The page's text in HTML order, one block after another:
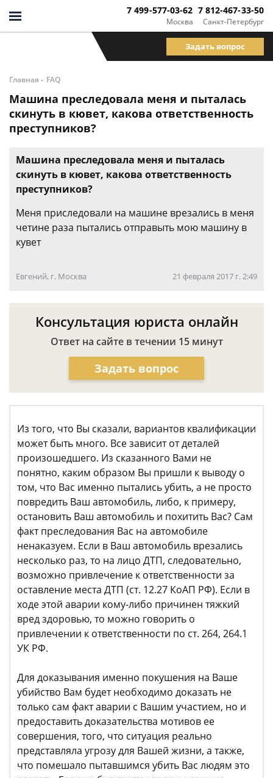
Москва
7 499-577-03-62
Санкт-Петербург
7 812-467-33-50
Задать вопрос
Главная - FAQ
Машина преследовала меня и пыталась
скинуть в кювет, какова ответственность
преступников?
Машина преследовала меня и пыталась
скинуть в кювет, какова ответственность
преступников?
Меня приследовали на машине врезались в меня
четине раза пытались отправыть мою машину в
кувет
Евгений, г. Москва 21 февраля 2017 г. 2:49
Консультация юриста онлайн
Ответ на сайте в течении 15 минут
Задать вопрос
Из того, что Вы сказали, вариантов квалификации
может быть много. Все зависит от деталей
произошедшего. Из сказанного Вами не
понятно, каким образом Вы пришли к выводу о
том, что Вас именно пытались убить, а не просто
повредить Ваш автомобиль, либо, к примеру,
остановить Ваш автомобиль и похитить Вас? Сам
факт преследования Вас на автомобиле
ненаказуем. Если в Ваш автомобиль врезались
несколько раз, то на лицо ДТП, следовательно,
возможно привлечение к ответственности за
оставление места ДТП (ст. 12.27 КоАП РФ). Если в
ходе этой аварии кому-либо причинен тяжкий
вред здоровью, то можно говорить о
привлечении к ответственности по ст. 264, 264.1
УК РФ.
Для доказывания именно покушения на Ваше
убийство Вам будет необходимо доказать не
только сам факт аварии с Вашим участием, но и
предоставить доказательства мотивов ее
совершения, того, что ситуация реально
представляла угрозу для Вашей жизни, а также,
что помешало пытавшимся убить Вас людям это